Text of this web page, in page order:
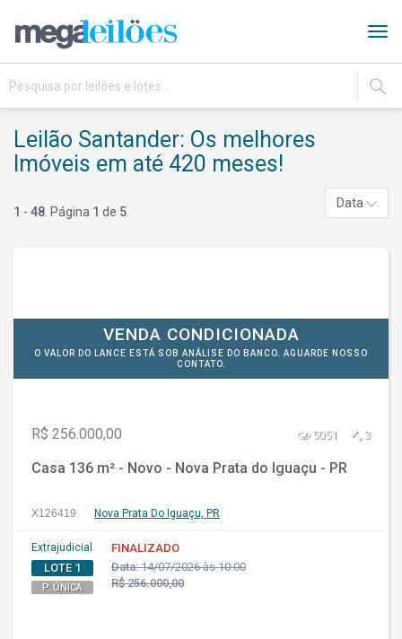
IR
Leilão Santander: Os melhores
Imóveis em até 420 meses!
1 - 48 . Página 1 de 5
Data
VENDA CONDICIONADA
O VALOR DO LANCE ESTÁ SOB ANÁLISE DO BANCO. AGUARDE NOSSO
CONTATO.
R$ 256.000,00 5051 3
Casa 136 m² - Novo - Nova Prata do Iguaçu - PR
X126419 Nova Prata Do Iguaçu, PR
Extrajudicial
LOTE 1
P. ÚNICA
FINALIZADO
Data:14/07/2026 às 10:00
R$ 256.000,00